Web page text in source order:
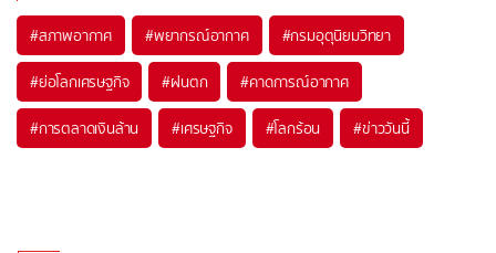
#สภาพอากาศ #พยากรณ์อากาศ #กรมอุตุนิยมวิทยา
#ย่อโลกเศรษฐกิจ #ฝนตก #คาดการณ์อากาศ
#การตลาดเงินล้าน #เศรษฐกิจ #โลกร้อน #ข่าววันนี้